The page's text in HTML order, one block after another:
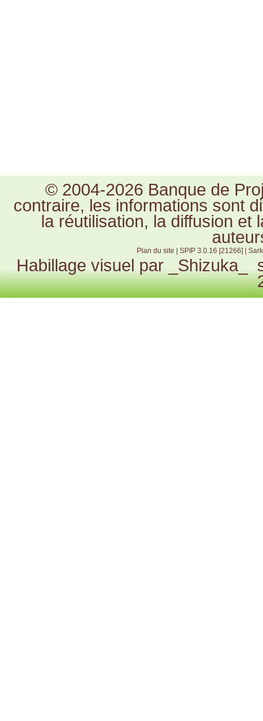
© 2004-2026 Banque de
contraire, les informations sont
la réutilisation, la diffusion et
Plan du site SPIP 3.0.16 [21266]
Habillage visuel par _Shizuka_